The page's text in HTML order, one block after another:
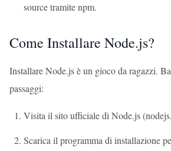
source tramite npm.
Come Installare Node.js?
Installare Node.js è un gioco da ragazzi.
passaggi:
Visita il sito ufficiale di Node.js
Scarica il programma di installazione